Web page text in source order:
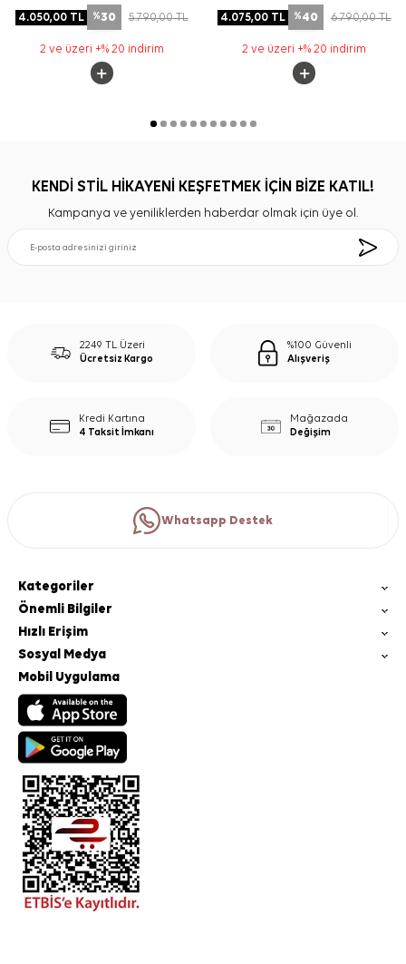
4.050,00TL %30 5.790,00TL
2 ve üzeri +% 20 indirim
4.075,00TL %40 6.790,00TL
2 ve üzeri +% 20 indirim
KENDİ STİL HİKAYENİ KEŞFETMEK İÇİN BİZE KATIL!
Kampanya ve yeniliklerden haberdar olmak için üye ol.
2249 TL Üzeri
Ücretsiz Kargo
%100 Güvenli
Alışveriş
Kredi Kartına
4 Taksit İmkanı
Mağazada
Değişim
Whatsapp Destek
Kategoriler
Önemli Bilgiler
Hızlı Erişim
Sosyal Medya
Mobil Uygulama